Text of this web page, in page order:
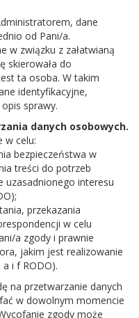
dane
od Pani/a.
w związku z załatwianą
skierowała do
ta osoba. W takim
identyfikacyjne,
sprawy.
danych osobowych.
w celu:
bezpieczeństwa w
treści do potrzeb
uzasadnionego interesu
przekazania
w celu
a zgody i prawnie
jakim jest realizowanie
i f RODO).
na przetwarzanie danych
w dowolnym momencie
zgody może